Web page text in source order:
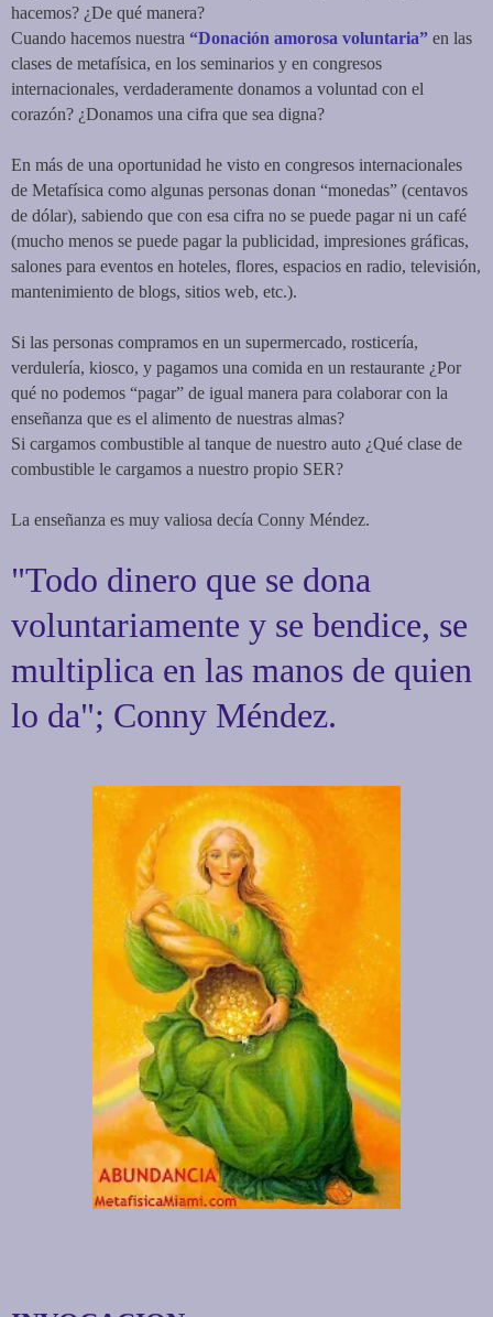
hacemos? ¿De qué manera?
Cuando hacemos nuestra “Donación amorosa voluntaria” en las
clases de metafísica, en los seminarios y en congresos
internacionales, verdaderamente donamos a voluntad con el
corazón? ¿Donamos una cifra que sea digna?
En más de una oportunidad he visto en congresos internacionales
de Metafísica como algunas personas donan “monedas” (centavos
de dólar), sabiendo que con esa cifra no se puede pagar ni un café
(mucho menos se puede pagar la publicidad, impresiones gráficas,
salones para eventos en hoteles, flores, espacios en radio, televisión,
mantenimiento de blogs, sitios web, etc.).
Si las personas compramos en un supermercado, rosticería,
verdulería, kiosco, y pagamos una comida en un restaurante ¿Por
qué no podemos “pagar” de igual manera para colaborar con la
enseñanza que es el alimento de nuestras almas?
Si cargamos combustible al tanque de nuestro auto ¿Qué clase de
combustible le cargamos a nuestro propio SER?
La enseñanza es muy valiosa decía Conny Méndez.
"Todo dinero que se dona
voluntariamente y se bendice, se
multiplica en las manos de quien
lo da"; Conny Méndez.